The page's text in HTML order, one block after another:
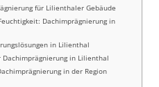
für Lilienthaler Gebäude
Dachimprägnierung in
in Lilienthal
in Lilienthal
in der Region